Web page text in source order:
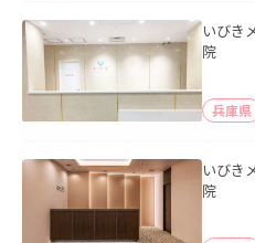
いびき
院
兵庫県
いびき
院